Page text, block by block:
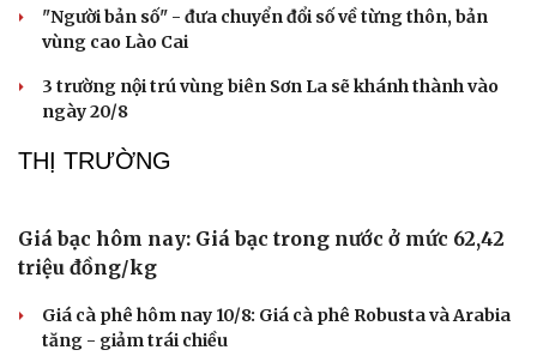
Doanh nhân
Vì cộng đồng
Trải nghiệm
Dịch tả lợn châu Phi diễn biến phức tạp, nguy cơ
lây lan cao tại Quảng Ngãi
giới Quảng Ngãi
ven trật 3 lần”
"Người bản số" - đưa chuyển đổi số về từng thôn, bản
3 trường nội trú vùng biên Sơn La sẽ khánh thành vào